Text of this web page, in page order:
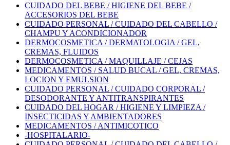
CUIDADO DEL BEBE / HIGIENE DEL BEBE /
ACCESORIOS DEL BEBE
CUIDADO PERSONAL / CUIDADO DEL CABELLO /
CHAMPU Y ACONDICIONADOR
DERMOCOSMETICA / DERMATOLOGIA / GEL,
CREMAS, FLUIDOS
DERMOCOSMETICA / MAQUILLAJE / CEJAS
MEDICAMENTOS / SALUD BUCAL / GEL, CREMAS,
LOCION Y EMULSION
CUIDADO PERSONAL / CUIDADO CORPORAL /
DESODORANTE Y ANTITRANSPIRANTES
CUIDADO DEL HOGAR / HIGIENE Y LIMPIEZA /
INSECTICIDAS Y AMBIENTADORES
MEDICAMENTOS / ANTIMICOTICO
-HOSPITALARIO-